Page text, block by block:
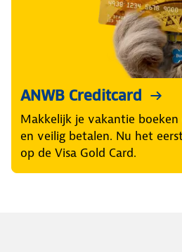
ANWB Creditcard
Makkelijk je vakantie
en veilig betalen. Nu het
op de Visa Gold Card.